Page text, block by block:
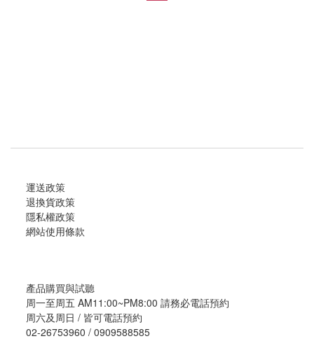
運送政策
退換貨政策
隱私權政策
網站使用條款
產品購買與試聽
周一至周五 AM11:00~PM8:00 請務必電話預約
周六及周日 / 皆可電話預約
02-26753960 / 0909588585